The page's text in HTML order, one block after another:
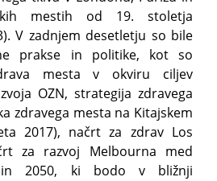
mestih od 19. stoletja
V zadnjem desetletju so bile
prakse in politike, kot so
mesta v okviru ciljev
OZN, strategija zdravega
zdravega mesta na Kitajskem
2017), načrt za zdrav Los
za razvoj Melbourna med
in 2050, ki bodo v bližnji